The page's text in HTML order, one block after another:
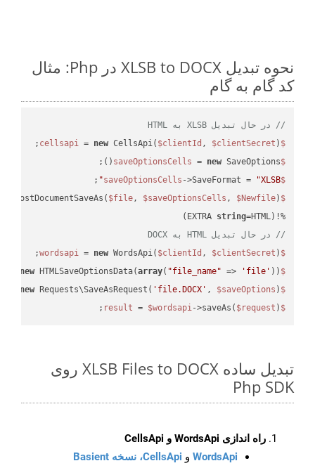
نحوه تبدیل XLSB to DOCX در Php: مثال
کد گام به گام
// در حال تبدیل XLSB به HTML
$cellsapi
= new CellsApi( $clientId , $clientSecret );
$saveOptionsCells
= new SaveOptions();
$saveOptionsCells
->SaveFormat = "XLSB"
;
$cellsApiResult
$file, $saveOptionsCells , $Newfile
%!(EXTRA
string=HTML)
// در حال تبدیل HTML به DOCX
$wordsapi
= new WordsApi( $clientId , $clientSecret );
$saveOptions
new HTMLSaveOptionsData(array( "file_name" => 'file' ));
$request
new Requests\SaveAsRequest( 'file.DOCX' , $saveOptions );
$result
= $wordsapi->saveAs( $request );
تبدیل ساده XLSB Files to DOCX روی
Php SDK
راه اندازی WordsApi و CellsApi
WordsApi و CellsApi، نسخه Basient